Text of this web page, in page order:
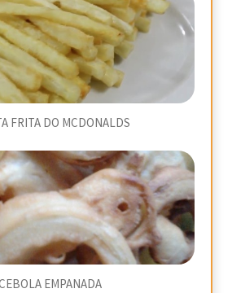
FRITA DO MCDONALDS
EMPANADA